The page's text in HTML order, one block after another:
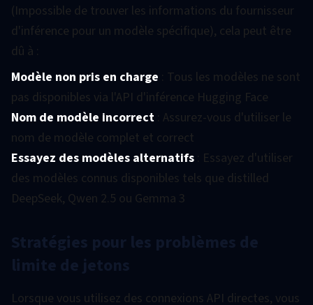
(Impossible de trouver les informations du fournisseur
d'inférence pour un modèle spécifique), cela peut être
dû à :
Modèle non pris en charge : Tous les modèles ne sont
pas disponibles via l'API d'inférence Hugging Face
Nom de modèle incorrect : Assurez-vous d'utiliser le
nom de modèle complet et correct
Essayez des modèles alternatifs : Essayez d'utiliser
des modèles connus disponibles tels que distilled
DeepSeek, Qwen 2.5 ou Gemma 3
Stratégies pour les problèmes de
limite de jetons
Lorsque vous utilisez des connexions API directes, vous